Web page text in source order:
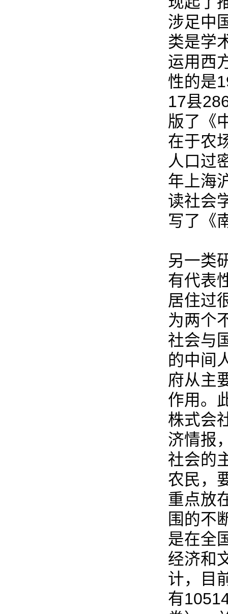
涉足中
类是学
运用西
性的是
17县
版了《
在于农
人口过
年上海
读社会
写了《
另一类
有代表
居住过
为两个
社会与
的中间
府从主
作用。
株式会
济情报
社会的
农民，
重点放
围的不
是在全
经济和
计，目
有